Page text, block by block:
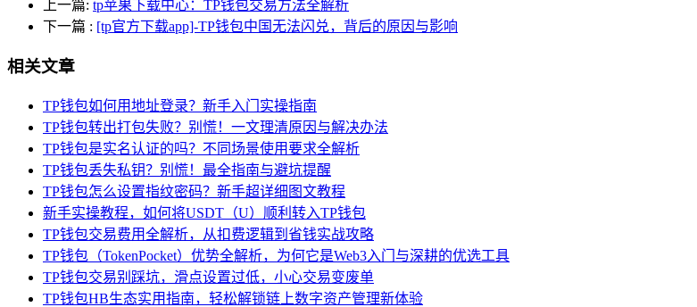
上一篇: tp苹果下载中心：TP钱包交易方法全解析
下一篇 : [tp官方下载app]-TP钱包中国无法闪兑，背后的原因与影响
相关文章
TP钱包如何用地址登录？新手入门实操指南
TP钱包转出打包失败？别慌！一文理清原因与解决办法
TP钱包是实名认证的吗？不同场景使用要求全解析
TP钱包丢失私钥？别慌！最全指南与避坑提醒
TP钱包怎么设置指纹密码？新手超详细图文教程
新手实操教程，如何将USDT（U）顺利转入TP钱包
TP钱包交易费用全解析，从扣费逻辑到省钱实战攻略
TP钱包（TokenPocket）优势全解析，为何它是Web3入门与深耕的优选工具
TP钱包交易别踩坑，滑点设置过低，小心交易变废单
TP钱包HB生态实用指南，轻松解锁链上数字资产管理新体验